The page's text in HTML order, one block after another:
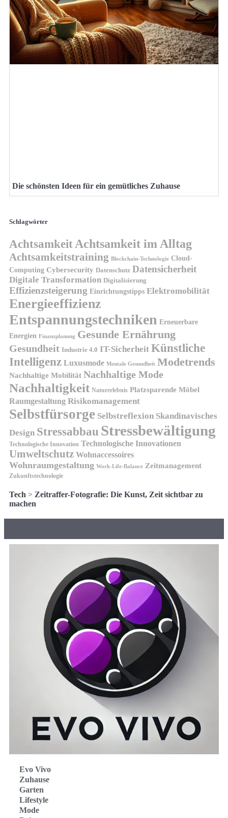
Die schönsten Ideen für ein gemütliches Zuhause
Schlagwörter
AchtsamkeitAchtsamkeit im Alltag
Achtsamkeitstraining Blockchain-Technologie Cloud-
Computing Cybersecurity Datenschutz Datensicherheit
Digitale Transformation Digitalisierung
Effizienzsteigerung Einrichtungstipps Elektromobilität
Energieeffizienz
Entspannungstechniken Erneuerbare
Energien Finanzplanung Gesunde Ernährung
Gesundheit Industrie 4.0 IT-Sicherheit Künstliche
Intelligenz Luxusmode Mentale Gesundheit Modetrends
Nachhaltige Mobilität Nachhaltige Mode
Nachhaltigkeit Naturerlebnis Platzsparende Möbel
Raumgestaltung Risikomanagement
Selbstfürsorge Selbstreflexion Skandinavisches
Design Stressabbau Stressbewältigung
Technologische Innovation Technologische Innovationen
Umweltschutz Wohnaccessoires
Wohnraumgestaltung Work-Life-Balance Zeitmanagement
Zukunftstechnologie
Tech > Zeitraffer-Fotografie: Die Kunst, Zeit sichtbar zu
machen
Evo Vivo
Zuhause
Garten
Lifestyle
Mode